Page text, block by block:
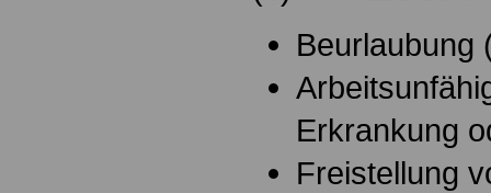
Beurlaubung
Erkrankung
Freistellung